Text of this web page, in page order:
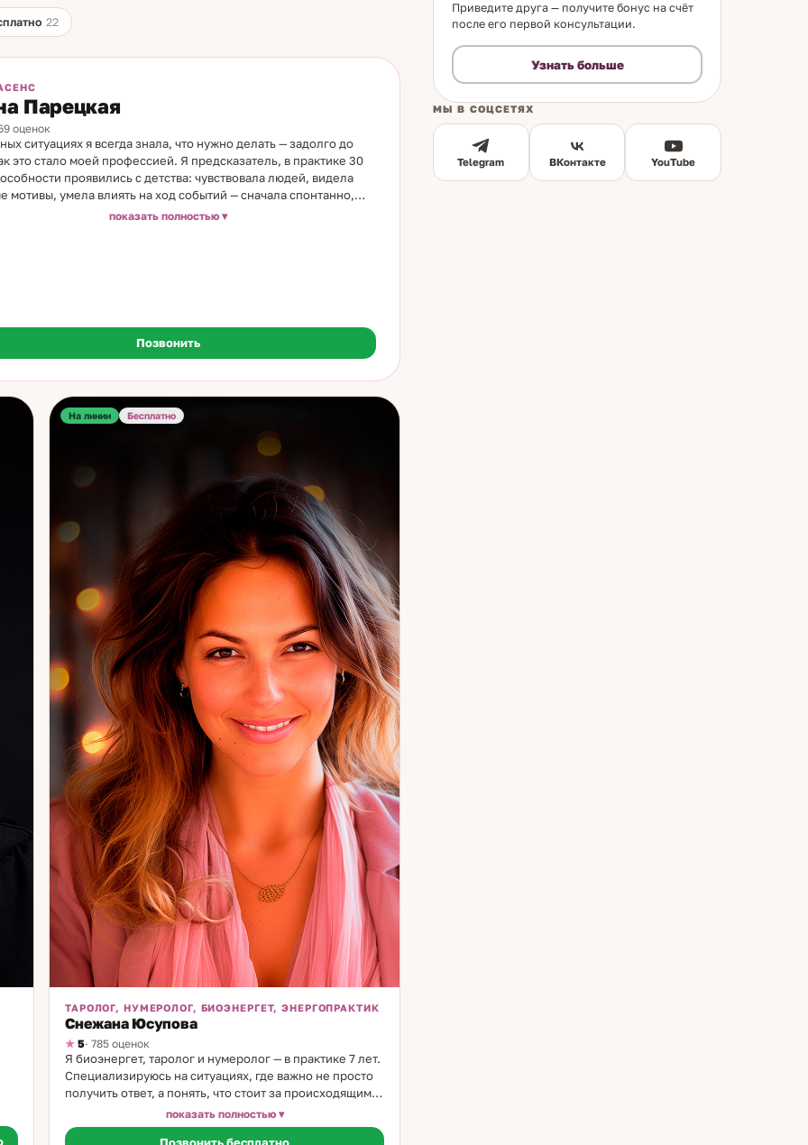
22
Парецкая
оценок
ситуациях я всегда знала, что нужно делать — задолго до
это стало моей профессией. Я предсказатель, в практике 30
проявились с детства: чувствовала людей, видела
мотивы, умела влиять на ход событий — сначала спонтанно,
Первым учителем в предсказательных практиках
я работала, говорят: жизнь начинает двигаться — не сразу, но
Они становятся увереннее. То, что казалось тупиком,
работы.
показать полностью
Позвонить
На линии Бесплатно
ТАРОЛОГ, НУМЕРОЛОГ, БИОЭНЕРГЕТ, ЭНЕРГОПРАКТИК
Снежана Юсупова
5· 785 оценок
Я биоэнергет, таролог и нумеролог — в практике 7 лет.
Специализируюсь на ситуациях, где важно не просто
получить ответ, а понять, что стоит за происходящим.
На сессии я помогаю увидеть картину с разных сторон:
через Таро, анализ центров и космоэнергетику. Моя
показать полностью
Приведите друга — получите бонус на счёт
после его первой консультации.
Узнать больше
МЫ В СОЦСЕТЯХ
Telegram ВКонтакте YouTube